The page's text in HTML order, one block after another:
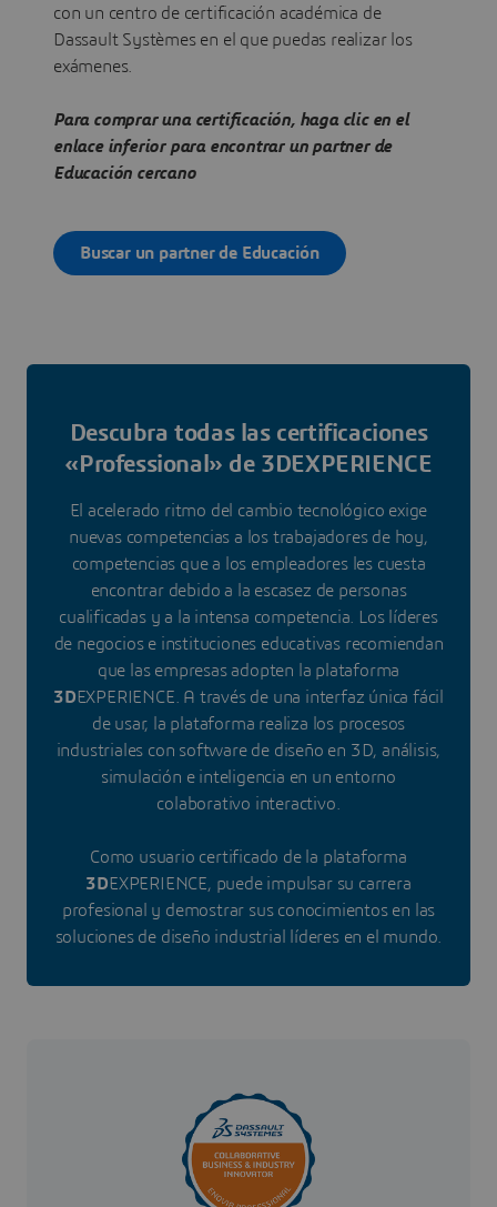
con un centro de certificación académica de
Dassault Systèmes en el que puedas realizar los
exámenes.
Para comprar una certificación, haga clic en el
enlace inferior para encontrar un partner de
Educación cercano
Buscar un partner de Educación
Descubra todas las certificaciones
«Professional» de 3DEXPERIENCE
El acelerado ritmo del cambio tecnológico exige
nuevas competencias a los trabajadores de hoy,
competencias que a los empleadores les cuesta
encontrar debido a la escasez de personas
cualificadas y a la intensa competencia. Los líderes
de negocios e instituciones educativas recomiendan
que las empresas adopten la plataforma
3DEXPERIENCE. A través de una interfaz única fácil
de usar, la plataforma realiza los procesos
industriales con software de diseño en 3D, análisis,
simulación e inteligencia en un entorno
colaborativo interactivo.
Como usuario certificado de la plataforma
3DEXPERIENCE, puede impulsar su carrera
profesional y demostrar sus conocimientos en las
soluciones de diseño industrial líderes en el mundo.